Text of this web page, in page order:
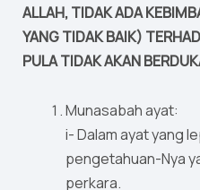
ALLAH, TIDAK ADA
YANG TIDAK BAIK)
PULA TIDAK AKAN
Munasabah ayat:
i- Dalam ayat yang
pengetahuan-Nya
perkara.